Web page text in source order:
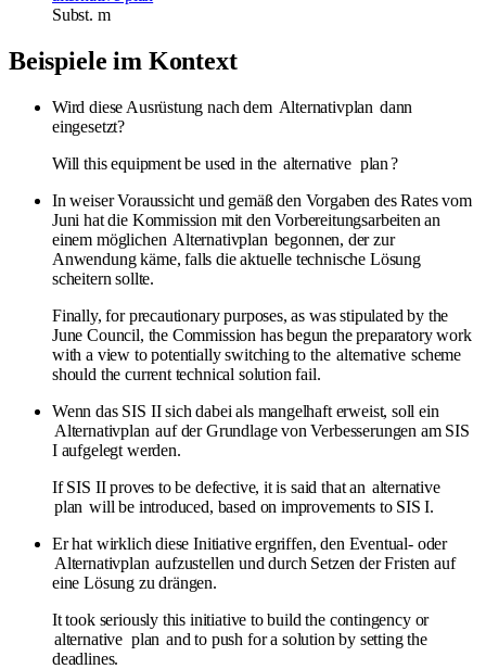
Subst. m
Beispiele im Kontext
Wird diese Ausrüstung nach dem Alternativplan dann
eingesetzt?
Will this equipment be used in the alternative plan?
In weiser Voraussicht und gemäß den Vorgaben des Rates vom
Juni hat die Kommission mit den Vorbereitungsarbeiten an
einem möglichen Alternativplan begonnen, der zur
Anwendung käme, falls die aktuelle technische Lösung
scheitern sollte.
Finally, for precautionary purposes, as was stipulated by the
June Council, the Commission has begun the preparatory work
with a view to potentially switching to the alternative scheme
should the current technical solution fail.
Wenn das SIS II sich dabei als mangelhaft erweist, soll ein
Alternativplan auf der Grundlage von Verbesserungen am SIS
I aufgelegt werden.
If SIS II proves to be defective, it is said that an alternative
plan will be introduced, based on improvements to SIS I.
Er hat wirklich diese Initiative ergriffen, den Eventual- oder
Alternativplan aufzustellen und durch Setzen der Fristen auf
eine Lösung zu drängen.
It took seriously this initiative to build the contingency or
alternative plan and to push for a solution by setting the
deadlines.